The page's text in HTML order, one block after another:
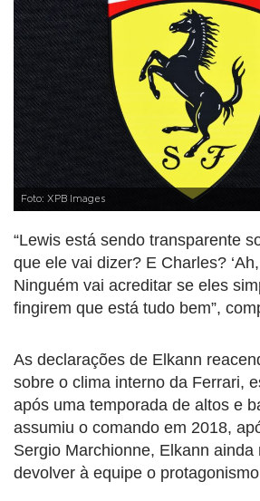
Foto: XPB Images
“Lewis está sendo transparente
que ele vai dizer? E Charles?
Ninguém vai acreditar se eles
fingirem que está tudo bem”,
As declarações de Elkann
sobre o clima interno da Ferrari,
após uma temporada de altos e
assumiu o comando em 2018,
Sergio Marchionne, Elkann ainda
devolver à equipe o